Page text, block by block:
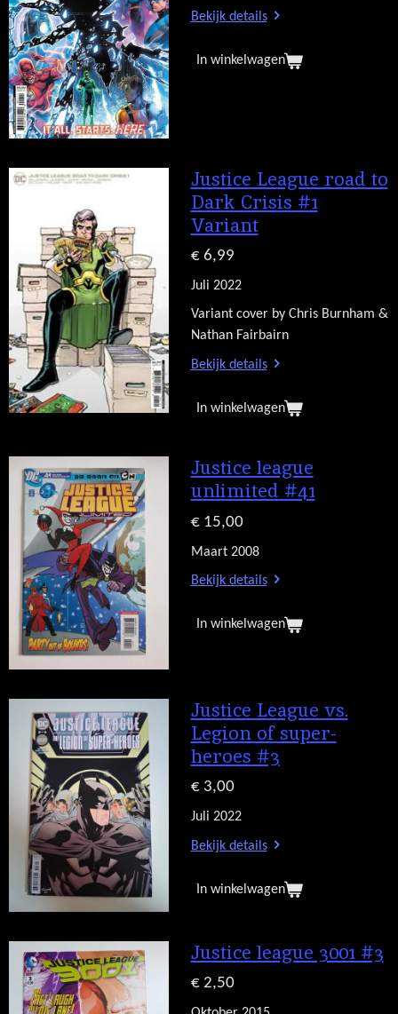
Bekijk details
In winkelwagen
Justice League road to
Dark Crisis #1
Variant
€ 6,99
Juli 2022
Variant cover by Chris Burnham &
Nathan Fairbairn
Bekijk details
In winkelwagen
Justice league
unlimited #41
€ 15,00
Maart 2008
Bekijk details
In winkelwagen
Justice League vs.
Legion of super-
heroes #3
€ 3,00
Juli 2022
Bekijk details
In winkelwagen
Justice league 3001 #3
€ 2,50